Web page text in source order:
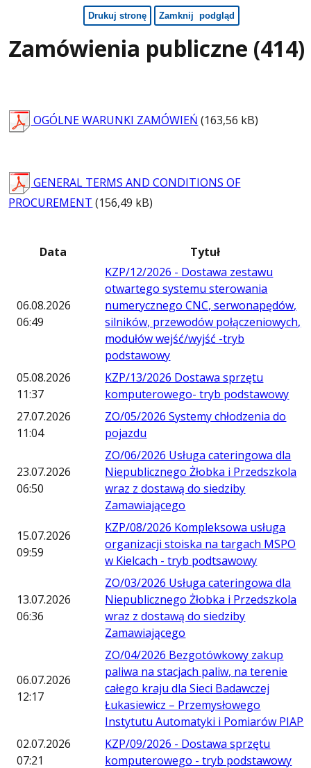
Zamówienia publiczne (414)
OGÓLNE WARUNKI ZAMÓWIEŃ (163,56 kB)
GENERAL TERMS AND CONDITIONS OF
PROCUREMENT (156,49 kB)
Data Tytuł
06.08.2026
06:49
KZP/12/2026 - Dostawa zestawu
otwartego systemu sterowania
numerycznego CNC, serwonapędów,
silników, przewodów połączeniowych,
modułów wejść/wyjść -tryb
podstawowy
05.08.2026
11:37
KZP/13/2026 Dostawa sprzętu
komputerowego- tryb podstawowy
27.07.2026
11:04
ZO/05/2026 Systemy chłodzenia do
pojazdu
23.07.2026
06:50
ZO/06/2026 Usługa cateringowa dla
Niepublicznego Żłobka i Przedszkola
wraz z dostawą do siedziby
Zamawiającego
15.07.2026
09:59
KZP/08/2026 Kompleksowa usługa
organizacji stoiska na targach MSPO
w Kielcach - tryb podtsawowy
13.07.2026
06:36
ZO/03/2026 Usługa cateringowa dla
Niepublicznego Żłobka i Przedszkola
wraz z dostawą do siedziby
Zamawiającego
06.07.2026
12:17
ZO/04/2026 Bezgotówkowy zakup
paliwa na stacjach paliw, na terenie
całego kraju dla Sieci Badawczej
Łukasiewicz – Przemysłowego
Instytutu Automatyki i Pomiarów PIAP
02.07.2026
07:21
KZP/09/2026 - Dostawa sprzętu
komputerowego - tryb podstawowy